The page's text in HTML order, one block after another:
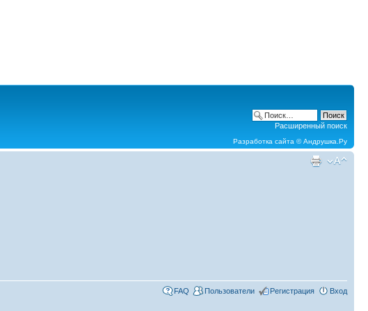
Расширенный поиск
Разработка сайта ©Андрушка.Ру
FAQ Пользователи Регистрация Вход